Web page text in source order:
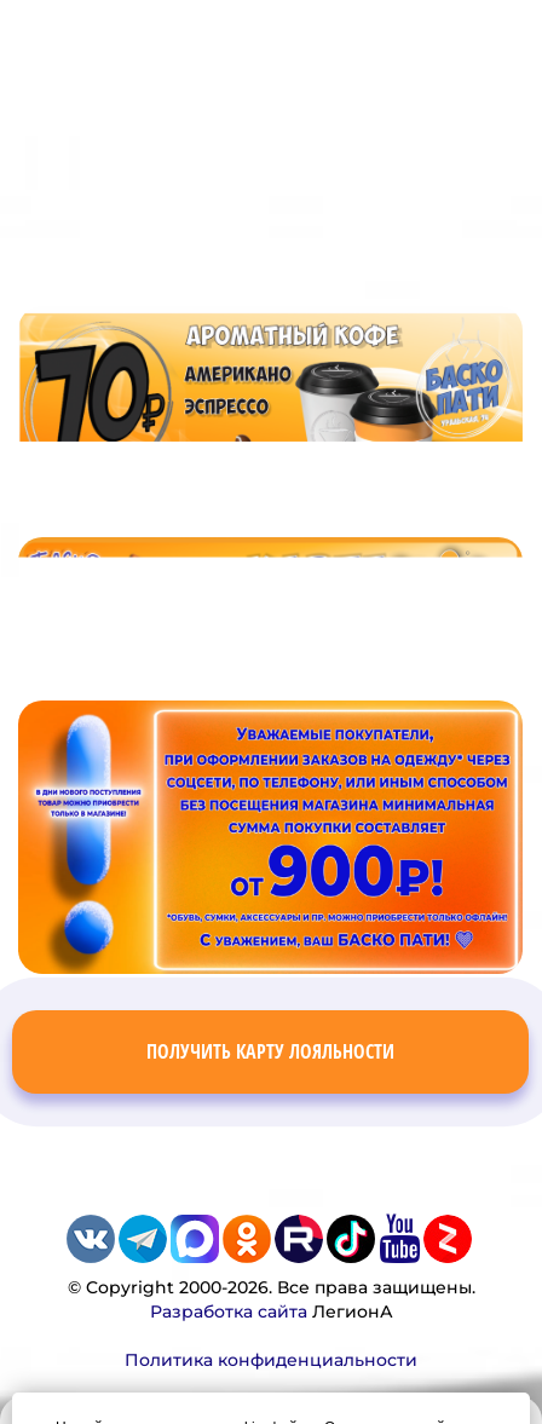
ПОЛУЧИТЬ КАРТУ ЛОЯЛЬНОСТИ
© Copyright 2000-2026. Все права защищены.
Разработка сайтаЛегионА
Политика конфиденциальности